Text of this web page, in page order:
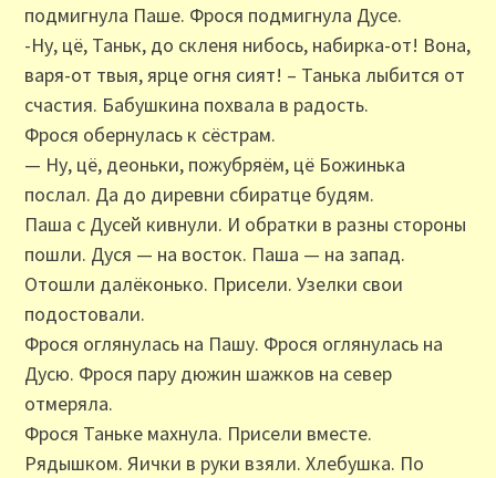
подмигнула Паше. Фрося подмигнула Дусе.
-Ну, цё, Таньк, до скленя нибось, набирка-от! Вона,
варя-от твыя, ярце огня сият! – Танька лыбится от
счастия. Бабушкина похвала в радость.
Фрося обернулась к сёстрам.
— Ну, цё, деоньки, пожубряём, цё Божинька
послал. Да до диревни сбиратце будям.
Паша с Дусей кивнули. И обратки в разны стороны
пошли. Дуся — на восток. Паша — на запад.
Отошли далёконько. Присели. Узелки свои
подостовали.
Фрося оглянулась на Пашу. Фрося оглянулась на
Дусю. Фрося пару дюжин шажков на север
отмеряла.
Фрося Таньке махнула. Присели вместе.
Рядышком. Яички в руки взяли. Хлебушка. По